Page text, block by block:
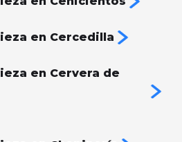
en Cercedilla
en Cervera de